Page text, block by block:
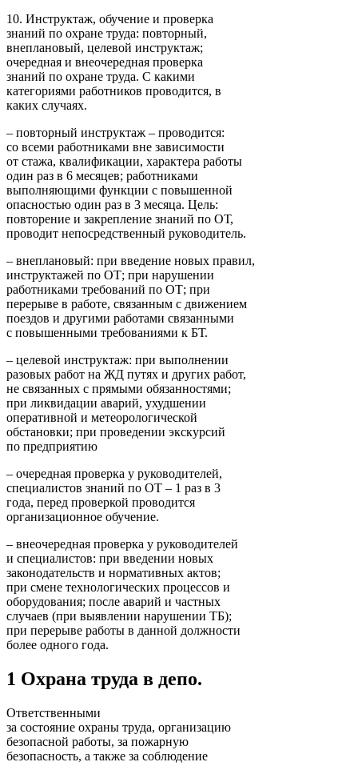
10. Инструктаж, обучение и проверка
знаний по охране труда: повторный,
внеплановый, целевой инструктаж;
очередная и внеочередная проверка
знаний по охране труда. С какими
категориями работников проводится, в
каких случаях.
– повторный инструктаж – проводится:
со всеми работниками вне зависимости
от стажа, квалификации, характера работы
один раз в 6 месяцев; работниками
выполняющими функции с повышенной
опасностью один раз в 3 месяца. Цель:
повторение и закрепление знаний по ОТ,
проводит непосредственный руководитель.
– внеплановый: при введение новых правил,
инструктажей по ОТ; при нарушении
работниками требований по ОТ; при
перерыве в работе, связанным с движением
поездов и другими работами связанными
с повышенными требованиями к БТ.
– целевой инструктаж: при выполнении
разовых работ на ЖД путях и других работ,
не связанных с прямыми обязанностями;
при ликвидации аварий, ухудшении
оперативной и метеорологической
обстановки; при проведении экскурсий
по предприятию
– очередная проверка у руководителей,
специалистов знаний по ОТ – 1 раз в 3
года, перед проверкой проводится
организационное обучение.
– внеочередная проверка у руководителей
и специалистов: при введении новых
законодательств и нормативных актов;
при смене технологических процессов и
оборудования; после аварий и частных
случаев (при выявлении нарушении ТБ);
при перерыве работы в данной должности
более одного года.
1 Охрана труда в депо.
Ответственными
за состояние охраны труда, организацию
безопасной работы, за пожарную
безопасность, а также за соблюдение